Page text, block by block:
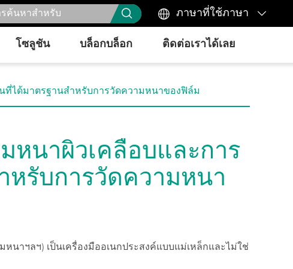
  ภาษาที่ใช้ภาษา 
โซลูชัน บล็อกบล็อก ติดต่อเราได้เลย
ที่ได้มาตรฐานสำหรับการวัดความหนาของฟิล์ม
หนาผิวเคลือบและการ
หรับการวัดความหนา
นาฯลฯ) เป็นเครื่องมืออเนกประสงค์แบบแม่เหล็กและไม่ใช่